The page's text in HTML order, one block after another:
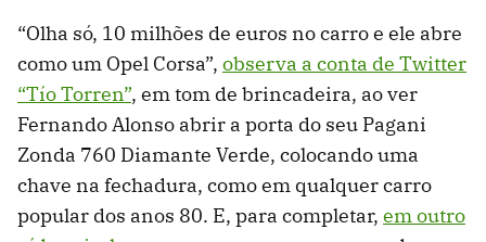
“Olha só, 10 milhões de euros no carro e ele abre
como um Opel Corsa”, observa a conta de Twitter
“Tío Torren”, em tom de brincadeira, ao ver
Fernando Alonso abrir a porta do seu Pagani
Zonda 760 Diamante Verde, colocando uma
chave na fechadura, como em qualquer carro
popular dos anos 80. E, para completar, em outro